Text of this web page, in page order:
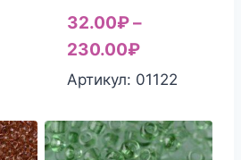
32.00₽–
230.00₽
Артикул: 01122